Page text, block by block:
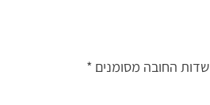
שדות החובה מסומנים *